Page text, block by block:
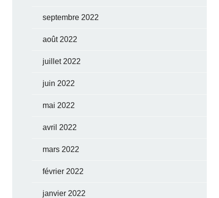
septembre 2022
août 2022
juillet 2022
juin 2022
mai 2022
avril 2022
mars 2022
février 2022
janvier 2022